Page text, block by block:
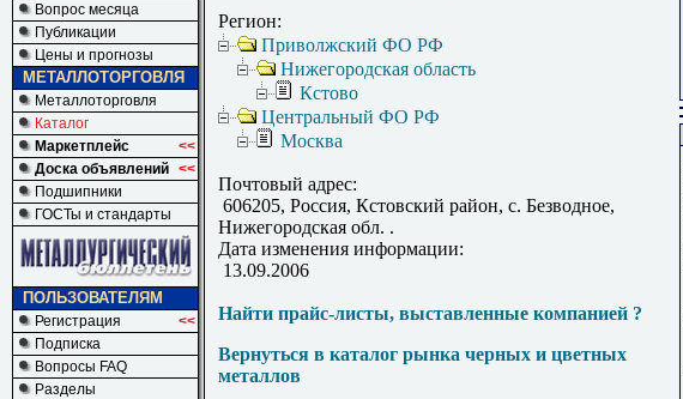
Вопрос месяца
Публикации
Цены и прогнозы
МЕТАЛЛОТОРГОВЛЯ
Металлоторговля
Каталог
Маркетплейс
<<
Доска объявлений <<
Подшипники
ГОСТы и стандарты
ПОЛЬЗОВАТЕЛЯМ
Регистрация
<<
Подписка
Вопросы FAQ
Разделы
Регион:
Приволжский ФО РФ
Нижегородская область
Кстово
Центральный ФО РФ
Москва
Почтовый адрес:
606205, Россия, Кстовский район, с. Безводное,
Нижегородская обл. .
Дата изменения информации:
13.09.2006
Найти прайс-листы, выставленные компанией ?
Вернуться в каталог рынка черных и цветных
металлов